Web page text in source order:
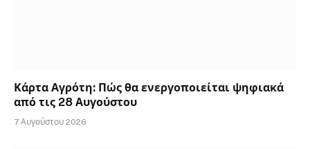
Κάρτα Αγρότη: Πώς θα ενεργοποιείται ψηφιακά
από τις 28 Αυγούστου
7 Αυγούστου 2026